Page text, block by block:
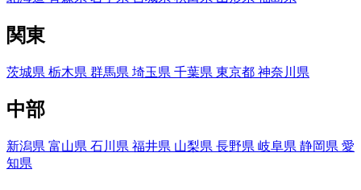
関東
茨城県 栃木県 群馬県 埼玉県 千葉県 東京都 神奈川県
中部
新潟県 富山県 石川県 福井県 山梨県 長野県 岐阜県 静岡県 愛
知県